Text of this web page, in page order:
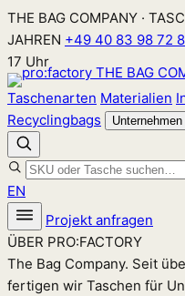
Zum
Inhalt
springen
THE BAG COMPANY ·
JAHREN +49 40 83 98 72
17 Uhr
Taschenarten Materialien
Recyclingbags
Unternehmen
EN
Projekt anfragen
ÜBER PRO:FACTORY
The Bag Company. Seit
fertigen wir Taschen für